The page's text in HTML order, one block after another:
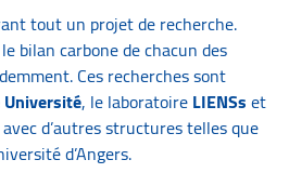
tout un projet de recherche.
bilan carbone de chacun des
Ces recherches sont
Université, le laboratoireLIENSset
d’autres structures telles que
d’Angers.